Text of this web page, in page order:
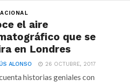
el aire
que se
en Londres
ALONSO 26 OCTUBRE, 2017
historias geniales con